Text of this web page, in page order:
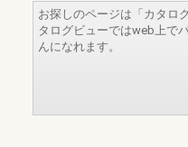
お探しのページは「カタロ
タログビューではweb上で
んになれます。